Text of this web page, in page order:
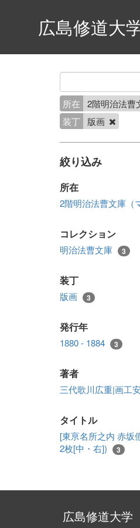
広島修道大
所在
2階明治法曹
装丁
版画
絞り込み
所在
2階明治法曹文庫（
コレクション
明治法曹文庫 3
装丁
版画 3
発行年
1880 - 1884 3
著者
三代歌川広重|画工
タイトル
[東亰名所之内 赤坂
2枚[中・右])
3
広島修道大学